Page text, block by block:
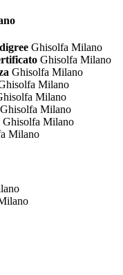
Ghisolfa Milano
Ghisolfa Milano
Ghisolfa Milano
Milano
Milano
Ghisolfa Milano
Ghisolfa Milano
Milano